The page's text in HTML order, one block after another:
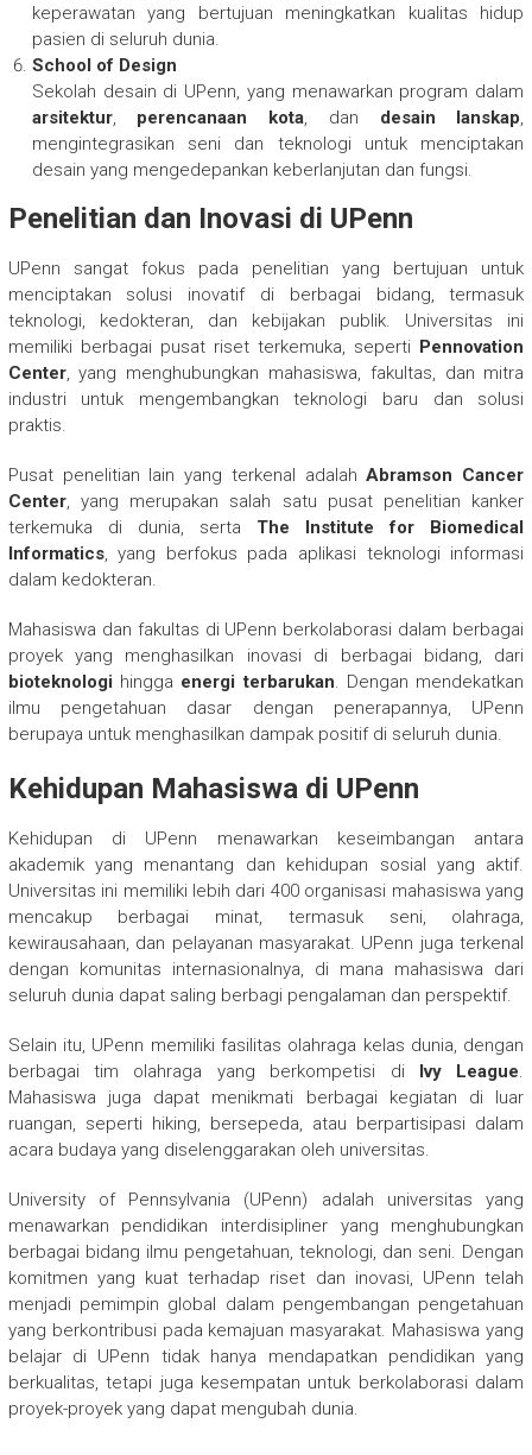
keperawatan yang bertujuan meningkatkan kualitas hidup
pasien di seluruh dunia.
School of Design
Sekolah desain di UPenn, yang menawarkan program dalam
arsitektur, perencanaan kota, dan desain lanskap,
mengintegrasikan seni dan teknologi untuk menciptakan
desain yang mengedepankan keberlanjutan dan fungsi.
Penelitian dan Inovasi di UPenn
UPenn sangat fokus pada penelitian yang bertujuan untuk
menciptakan solusi inovatif di berbagai bidang, termasuk
teknologi, kedokteran, dan kebijakan publik. Universitas ini
memiliki berbagai pusat riset terkemuka, seperti Pennovation
Center, yang menghubungkan mahasiswa, fakultas, dan mitra
industri untuk mengembangkan teknologi baru dan solusi
praktis.
Pusat penelitian lain yang terkenal adalahAbramson Cancer
Center, yang merupakan salah satu pusat penelitian kanker
terkemuka di dunia, serta The Institute for Biomedical
Informatics, yang berfokus pada aplikasi teknologi informasi
dalam kedokteran.
Mahasiswa dan fakultas di UPenn berkolaborasi dalam berbagai
proyek yang menghasilkan inovasi di berbagai bidang, dari
bioteknologi hingga energi terbarukan. Dengan mendekatkan
ilmu pengetahuan dasar dengan penerapannya, UPenn
berupaya untuk menghasilkan dampak positif di seluruh dunia.
Kehidupan Mahasiswa di UPenn
Kehidupan di UPenn menawarkan keseimbangan antara
akademik yang menantang dan kehidupan sosial yang aktif.
Universitas ini memiliki lebih dari 400 organisasi mahasiswa yang
mencakup berbagai minat, termasuk seni, olahraga,
kewirausahaan, dan pelayanan masyarakat. UPenn juga terkenal
dengan komunitas internasionalnya, di mana mahasiswa dari
seluruh dunia dapat saling berbagi pengalaman dan perspektif.
Selain itu, UPenn memiliki fasilitas olahraga kelas dunia, dengan
berbagai tim olahraga yang berkompetisi di Ivy League.
Mahasiswa juga dapat menikmati berbagai kegiatan di luar
ruangan, seperti hiking, bersepeda, atau berpartisipasi dalam
acara budaya yang diselenggarakan oleh universitas.
University of Pennsylvania (UPenn) adalah universitas yang
menawarkan pendidikan interdisipliner yang menghubungkan
berbagai bidang ilmu pengetahuan, teknologi, dan seni. Dengan
komitmen yang kuat terhadap riset dan inovasi, UPenn telah
menjadi pemimpin global dalam pengembangan pengetahuan
yang berkontribusi pada kemajuan masyarakat. Mahasiswa yang
belajar di UPenn tidak hanya mendapatkan pendidikan yang
berkualitas, tetapi juga kesempatan untuk berkolaborasi dalam
proyek-proyek yang dapat mengubah dunia.